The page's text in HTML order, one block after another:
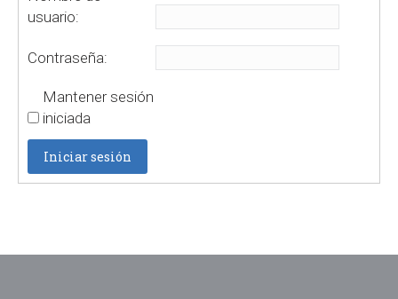
usuario:
Contraseña:
Mantener sesión
iniciada
Iniciar sesión